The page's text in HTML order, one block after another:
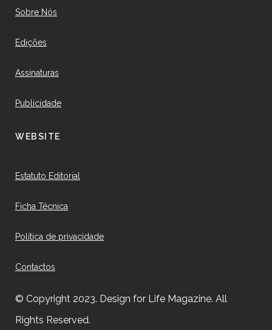
Sobre Nós
Edições
Assinaturas
Publicidade
WEBSITE
Estatuto Editorial
Ficha Técnica
Política de privacidade
Contactos
© Copyright 2023. Design for Life Magazine. All
Rights Reserved.